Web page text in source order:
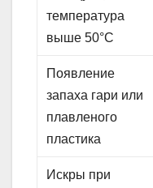
температура
выше 50°C
Появление
запаха гари или
плавленого
пластика
Искры при